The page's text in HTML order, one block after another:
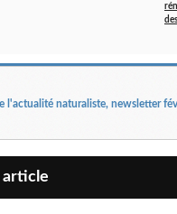
l'actualité naturaliste, newsletter
article